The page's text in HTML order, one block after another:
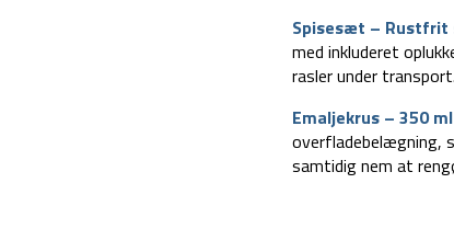
Spisesæt – Rustfrit
med inkluderet
rasler under
Emaljekrus – 350
overfladebelægning,
samtidig nem at